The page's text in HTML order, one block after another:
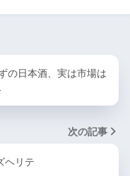
の日本酒、実は市場は
次の記事
ヘリテ